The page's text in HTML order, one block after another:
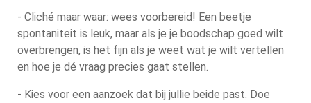
- Cliché maar waar: wees voorbereid! Een beetje
spontaniteit is leuk, maar als je je boodschap goed wilt
overbrengen, is het fijn als je weet wat je wilt vertellen
en hoe je dé vraag precies gaat stellen.
- Kies voor een aanzoek dat bij jullie beide past. Doe